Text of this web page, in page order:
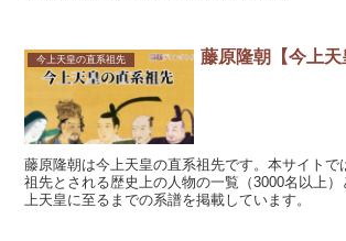
今上天皇の直系祖先 藤原隆朝【今上天
藤原隆朝は今上天皇の直系祖先です。本サイトで
祖先とされる歴史上の人物の一覧（3000名以上
上天皇に至るまでの系譜を掲載しています。